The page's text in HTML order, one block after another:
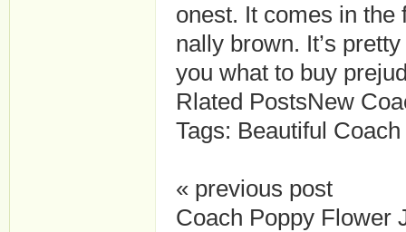
onest. It comes in
nally brown. It’s
you what to buy
Rlated PostsNew
Tags: Beautiful
« previous post
Coach Poppy Flower